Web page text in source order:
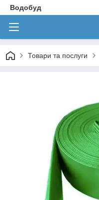
Водобуд
Товари та послуги